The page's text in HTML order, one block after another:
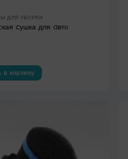
ДЛЯ УБОРКИ
cушка для aвто
в корзину